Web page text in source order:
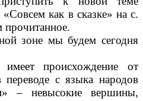
«Совсем как в сказке» на с.
зоне мы будем сегодня
происхождение от
с языка народов
– невысокие вершины,